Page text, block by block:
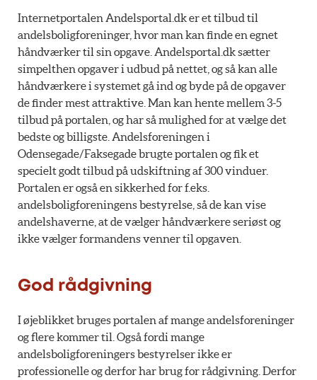
Internetportalen Andelsportal.dk er et tilbud til
andelsboligforeninger, hvor man kan finde en egnet
håndværker til sin opgave. Andelsportal.dk sætter
simpelthen opgaver i udbud på nettet, og så kan alle
håndværkere i systemet gå ind og byde på de opgaver
de finder mest attraktive. Man kan hente mellem 3-5
tilbud på portalen, og har så mulighed for at vælge det
bedste og billigste. Andelsforeningen i
Odensegade/Faksegade brugte portalen og fik et
specielt godt tilbud på udskiftning af 300 vinduer.
Portalen er også en sikkerhed for f.eks.
andelsboligforeningens bestyrelse, så de kan vise
andelshaverne, at de vælger håndværkere seriøst og
ikke vælger formandens venner til opgaven.
God rådgivning
I øjeblikket bruges portalen af mange andelsforeninger
og flere kommer til. Også fordi mange
andelsboligforeningers bestyrelser ikke er
professionelle og derfor har brug for rådgivning. Derfor